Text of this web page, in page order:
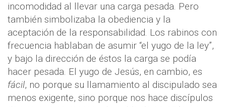
incomodidad al llevar una carga pesada. Pero
también simbolizaba la obediencia y la
aceptación de la responsabilidad. Los rabinos con
frecuencia hablaban de asumir “el yugo de la ley”,
y bajo la dirección de éstos la carga se podía
hacer pesada. El yugo de Jesús, en cambio, es
fácil, no porque su llamamiento al discipulado sea
menos exigente, sino porque nos hace discípulos